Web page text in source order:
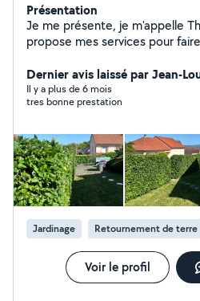
Présentation
Je me présente, je m'appelle
propose mes services pour
de pelouse -Débroussaillage -désherbage -abattage au
besoin Je possède tout mon matériel pour la réalisation
des travaux.
Dernier avis laissé par Jean-
Il y a plus de 6 mois
tres bonne prestation
Jardinage Retournement de terre
Voir le profil